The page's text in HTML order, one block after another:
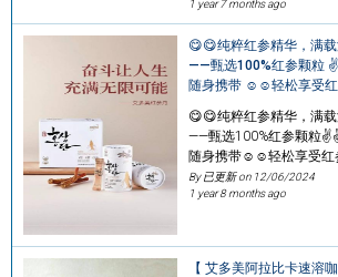
1 year 7 months ago
😋😋纯粹红参精华，满
——甄选100%红参颗粒
随身携带 ☺☺轻松享受红
😋😋纯粹红参精华，满
——甄选100%红参颗粒
随身携带☺☺轻松享受红
By 已更新 on 12/06/2024
1 year 8 months ago
【 艾多美阿拉比卡速溶